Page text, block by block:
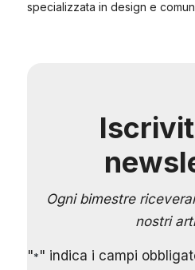
specializzata in design e
Ogni bimestre
nostri
"*" indica i campi